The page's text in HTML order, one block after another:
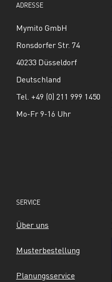
ADRESSE
Mymito GmbH
Ronsdorfer Str. 74
40233 Düsseldorf
Deutschland
Tel. +49 (0) 211 999 1450
Mo-Fr 9-16 Uhr
SERVICE
Über uns
Musterbestellung
Planungsservice